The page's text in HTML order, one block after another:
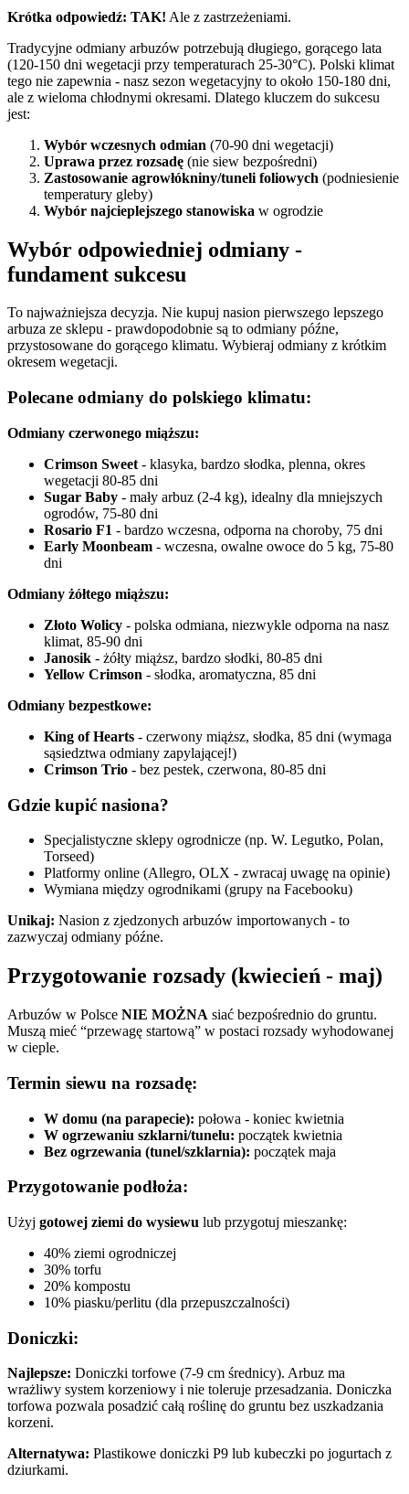
Krótka odpowiedź: TAK! Ale z zastrzeżeniami.
Tradycyjne odmiany arbuzów potrzebują długiego, gorącego lata
(120-150 dni wegetacji przy temperaturach 25-30°C). Polski klimat
tego nie zapewnia - nasz sezon wegetacyjny to około 150-180 dni,
ale z wieloma chłodnymi okresami. Dlatego kluczem do sukcesu
jest:
Wybór wczesnych odmian (70-90 dni wegetacji)
Uprawa przez rozsadę (nie siew bezpośredni)
Zastosowanie agrowłókniny/tuneli foliowych (podniesienie
temperatury gleby)
Wybór najcieplejszego stanowiska w ogrodzie
Wybór odpowiedniej odmiany -
fundament sukcesu
To najważniejsza decyzja. Nie kupuj nasion pierwszego lepszego
arbuza ze sklepu - prawdopodobnie są to odmiany późne,
przystosowane do gorącego klimatu. Wybieraj odmiany z krótkim
okresem wegetacji.
Polecane odmiany do polskiego klimatu:
Odmiany czerwonego miąższu:
Crimson Sweet - klasyka, bardzo słodka, plenna, okres
wegetacji 80-85 dni
Sugar Baby - mały arbuz (2-4 kg), idealny dla mniejszych
ogrodów, 75-80 dni
Rosario F1 - bardzo wczesna, odporna na choroby, 75 dni
Early Moonbeam - wczesna, owalne owoce do 5 kg, 75-80
dni
Odmiany żółtego miąższu:
Złoto Wolicy - polska odmiana, niezwykle odporna na nasz
klimat, 85-90 dni
Janosik - żółty miąższ, bardzo słodki, 80-85 dni
Yellow Crimson - słodka, aromatyczna, 85 dni
Odmiany bezpestkowe:
King of Hearts - czerwony miąższ, słodka, 85 dni (wymaga
sąsiedztwa odmiany zapylającej!)
Crimson Trio - bez pestek, czerwona, 80-85 dni
Gdzie kupić nasiona?
Specjalistyczne sklepy ogrodnicze (np. W. Legutko, Polan,
Torseed)
Platformy online (Allegro, OLX - zwracaj uwagę na opinie)
Wymiana między ogrodnikami (grupy na Facebooku)
Unikaj: Nasion z zjedzonych arbuzów importowanych - to
zazwyczaj odmiany późne.
Przygotowanie rozsady (kwiecień - maj)
Arbuzów w Polsce NIE MOŻNA siać bezpośrednio do gruntu.
Muszą mieć “przewagę startową” w postaci rozsady wyhodowanej
w cieple.
Termin siewu na rozsadę:
W domu (na parapecie): połowa - koniec kwietnia
W ogrzewaniu szklarni/tunelu: początek kwietnia
Bez ogrzewania (tunel/szklarnia): początek maja
Przygotowanie podłoża:
Użyj gotowej ziemi do wysiewu lub przygotuj mieszankę:
40% ziemi ogrodniczej
30% torfu
20% kompostu
10% piasku/perlitu (dla przepuszczalności)
Doniczki:
Najlepsze: Doniczki torfowe (7-9 cm średnicy). Arbuz ma
wrażliwy system korzeniowy i nie toleruje przesadzania. Doniczka
torfowa pozwala posadzić całą roślinę do gruntu bez uszkadzania
korzeni.
Alternatywa: Plastikowe doniczki P9 lub kubeczki po jogurtach z
dziurkami.